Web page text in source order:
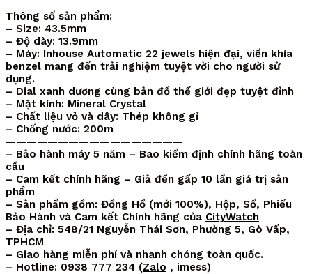
Thông số sản phẩm:
– Size: 43.5mm
– Độ dày: 13.9mm
– Máy: Inhouse Automatic 22 jewels hiện đại, viền khía
benzel mang đến trải nghiệm tuyệt vời cho người sử
dụng.
– Dial xanh dương cùng bản đồ thế giới đẹp tuyệt đỉnh
– Mặt kính: Mineral Crystal
– Chất liệu vỏ và dây: Thép không gỉ
– Chống nước: 200m
—————————————————
– Bảo hành máy 5 năm – Bao kiểm định chính hãng toàn
cầu
– Cam kết chính hãng – Giả đền gấp 10 lần giá trị sản
phẩm
– Sản phẩm gồm: Đồng Hồ (mới 100%), Hộp, Sổ, Phiếu
Bảo Hành và Cam kết Chính hãng của CityWatch
– Địa chỉ: 548/21 Nguyễn Thái Sơn, Phường 5, Gò Vấp,
TPHCM
– Giao hàng miễn phí và nhanh chóng toàn quốc.
– Hotline: 0938 777 234 (Zalo , imess)